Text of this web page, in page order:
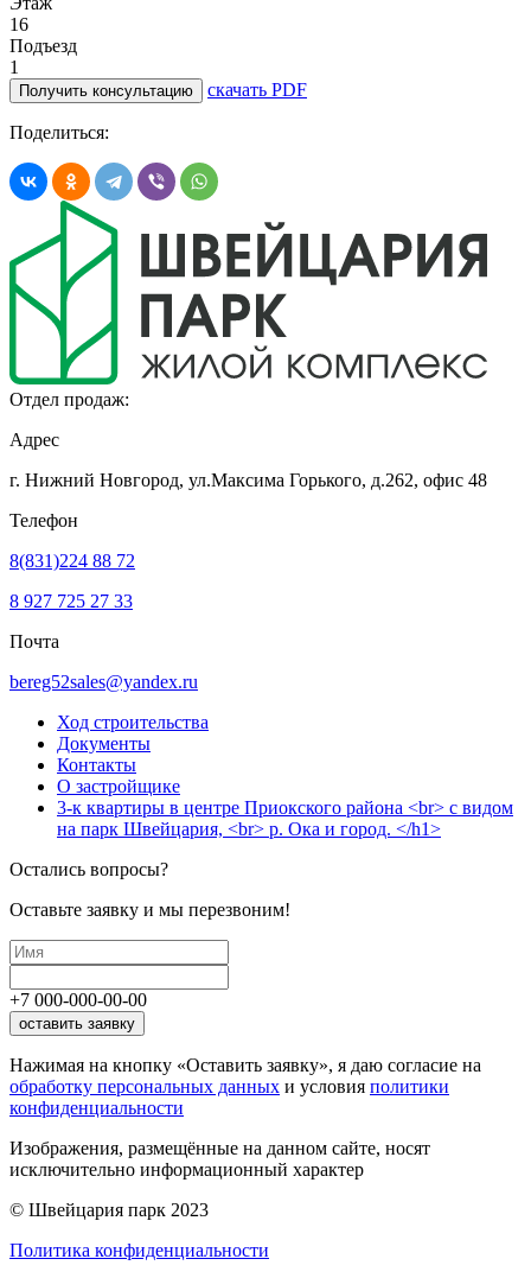
16
Подъезд
1
Получить консультацию скачать PDF
Поделиться:
Отдел продаж:
Адрес
г. Нижний Новгород, ул.Максима Горького, д.262, офис 48
Телефон
8(831)224 88 72
8 927 725 27 33
Почта
bereg52sales@yandex.ru
Ход строительства
Документы
Контакты
О застройщике
3-к квартиры в центре Приокского района <br> с видом
на парк Швейцария, <br> р. Ока и город. </h1>
Остались вопросы?
Оставьте заявку и мы перезвоним!
+7 000-000-00-00
оставить заявку
Нажимая на кнопку «Оставить заявку», я даю согласие на
обработку персональных данных и условия политики
конфиденциальности
Изображения, размещённые на данном сайте, носят
исключительно информационный характер
© Швейцария парк 2023
Политика конфиденциальности